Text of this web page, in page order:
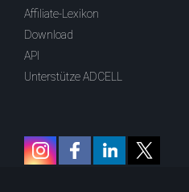
Affiliate-Lexikon
Download
API
Unterstütze ADCELL